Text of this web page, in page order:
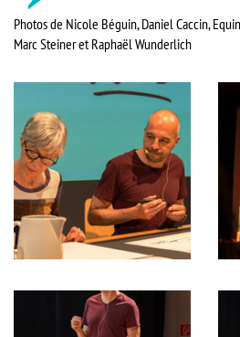
Photos de Nicole Béguin, Daniel Caccin,
Marc Steiner et Raphaël Wunderlich